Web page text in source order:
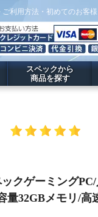
ご利用方法・初めてのお客様
スペックから
商品を探す
クゲーミングPC/
32GBメモリ/高